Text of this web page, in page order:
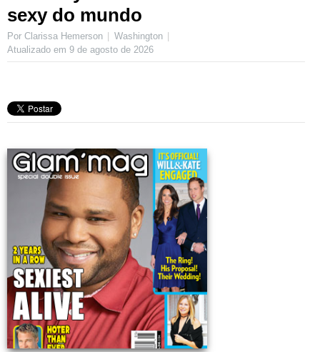
sexy do mundo
Por Clarissa Hemerson
Washington
Atualizado em 9 de agosto de 2026